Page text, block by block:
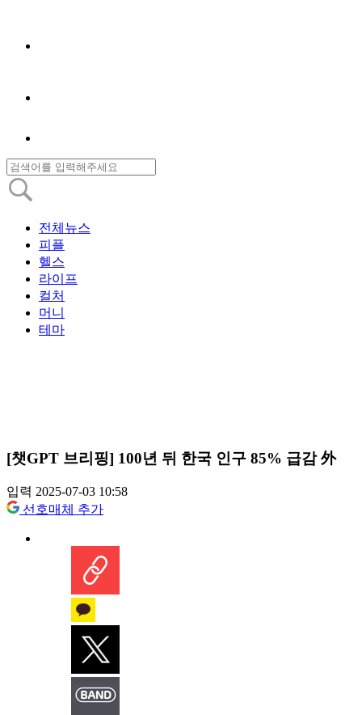
전체뉴스
피플
헬스
라이프
컬처
머니
테마
[챗GPT 브리핑] 100년 뒤 한국 인구 85% 급감 外
입력 2025-07-03 10:58
선호매체 추가